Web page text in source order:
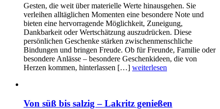
Gesten, die weit über materielle Werte hinausgehen. Sie
verleihen alltäglichen Momenten eine besondere Note und
bieten eine hervorragende Möglichkeit, Zuneigung,
Dankbarkeit oder Wertschätzung auszudrücken. Diese
persönlichen Geschenke stärken zwischenmenschliche
Bindungen und bringen Freude. Ob für Freunde, Familie oder
besondere Anlässe – besondere Geschenkideen, die von
Herzen kommen, hinterlassen […] weiterlesen
Von süß bis salzig – Lakritz genießen